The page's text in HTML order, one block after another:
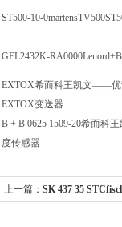
ST500-10-
GEL2432K-
EXTOX希而科王凯文——优
EXTOX变送器
B + B 0625 1509-20希而科
度传感器
上一篇：SK 437 35